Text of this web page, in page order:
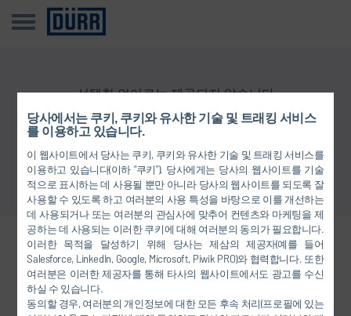
당사에서는 쿠키, 쿠키와 유사한 기술 및 트래킹 서비스
를 이용하고 있습니다.
이 웹사이트에서 당사는 쿠키, 쿠키와 유사한 기술 및 트래킹 서비스를
이용하고 있습니다(이하 “쿠키”). 당사에게는 당사의 웹사이트를 기술
적으로 표시하는 데 사용될 뿐만 아니라 당사의 웹사이트를 되도록 잘
사용할 수 있도록 하고 여러분의 사용 특성을 바탕으로 이를 개선하는
데 사용되거나 또는 여러분의 관심사에 맞추어 컨텐츠와 마케팅을 제
공하는 데 사용되는 이러한 쿠키에 대해 여러분의 동의가 필요합니다.
이러한 목적을 달성하기 위해 당사는 제삼의 제공자(예를 들어
Salesforce, LinkedIn, Google, Microsoft, Piwik PRO)와 협력합니다. 또한
여러분은 이러한 제공자를 통해 타사의 웹사이트에서도 광고를 수신
하실 수 있습니다.
동의할 경우, 여러분의 개인정보에 대한 모든 후속 처리(프로필에 있는
선택한 언어로는 제공되지 않습니다
개요로 돌아가기
당사와 연결하십시오.